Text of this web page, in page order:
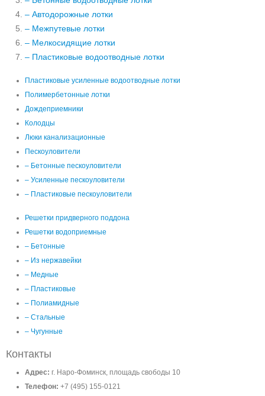
– Автодорожные лотки
– Межпутевые лотки
– Мелкосидящие лотки
– Пластиковые водоотводные лотки
Пластиковые усиленные водоотводные лотки
Полимербетонные лотки
Дождеприемники
Колодцы
Люки канализационные
Пескоуловители
– Бетонные пескоуловители
– Усиленные пескоуловители
– Пластиковые пескоуловители
Решетки придверного поддона
Решетки водоприемные
– Бетонные
– Из нержавейки
– Медные
– Пластиковые
– Полиамидные
– Стальные
– Чугунные
Контакты
Адрес: г. Наро-Фоминск, площадь свободы 10
Телефон: +7 (495) 155-0121